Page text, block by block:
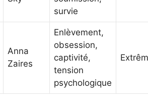
survie
Anna
Zaires
Enlèvement,
obsession,
captivité,
tension
psychologique